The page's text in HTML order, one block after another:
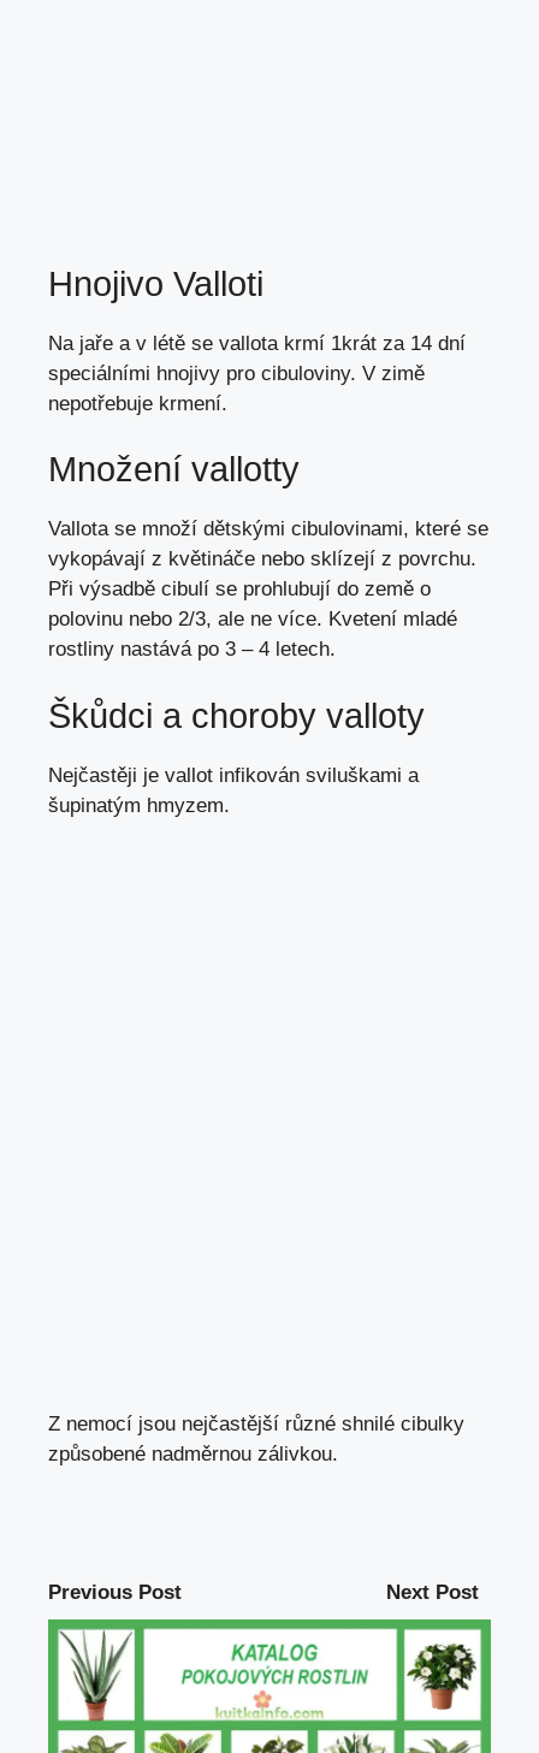
Hnojivo Valloti
Na jaře a v létě se vallota krmí 1krát za 14 dní
speciálními hnojivy pro cibuloviny. V zimě
nepotřebuje krmení.
Množení vallotty
Vallota se množí dětskými cibulovinami, které se
vykopávají z květináče nebo sklízejí z povrchu.
Při výsadbě cibulí se prohlubují do země o
polovinu nebo 2/3, ale ne více. Kvetení mladé
rostliny nastává po 3 – 4 letech.
Škůdci a choroby valloty
Nejčastěji je vallot infikován sviluškami a
šupinatým hmyzem.
Z nemocí jsou nejčastější různé shnilé cibulky
způsobené nadměrnou zálivkou.
Previous Post Next Post